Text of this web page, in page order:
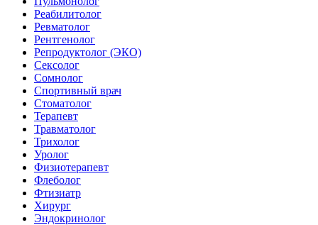
Реабилитолог
Ревматолог
Рентгенолог
Репродуктолог (ЭКО)
Сексолог
Сомнолог
Спортивный врач
Стоматолог
Терапевт
Травматолог
Трихолог
Уролог
Физиотерапевт
Флеболог
Фтизиатр
Хирург
Эндокринолог